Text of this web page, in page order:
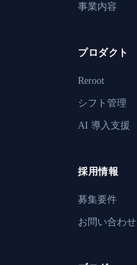
事業内容
プロダクト
Reroot
シフト管理
AI 導入支援
採用情報
募集要件
お問い合わせ